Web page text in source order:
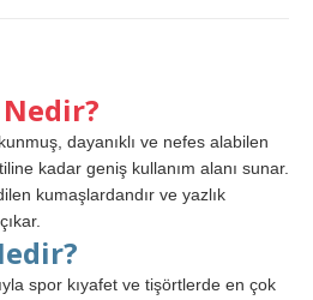
dayanıklı ve nefes alabilen
kadar geniş kullanım alanı sunar.
kumaşlardandır ve yazlık
spor kıyafet ve tişörtlerde en çok